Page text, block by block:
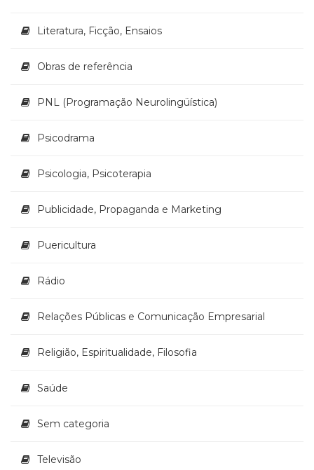
Literatura, Ficção, Ensaios
Obras de referência
PNL (Programação Neurolingüística)
Psicodrama
Psicologia, Psicoterapia
Publicidade, Propaganda e Marketing
Puericultura
Rádio
Relações Públicas e Comunicação Empresarial
Religião, Espiritualidade, Filosofia
Saúde
Sem categoria
Televisão